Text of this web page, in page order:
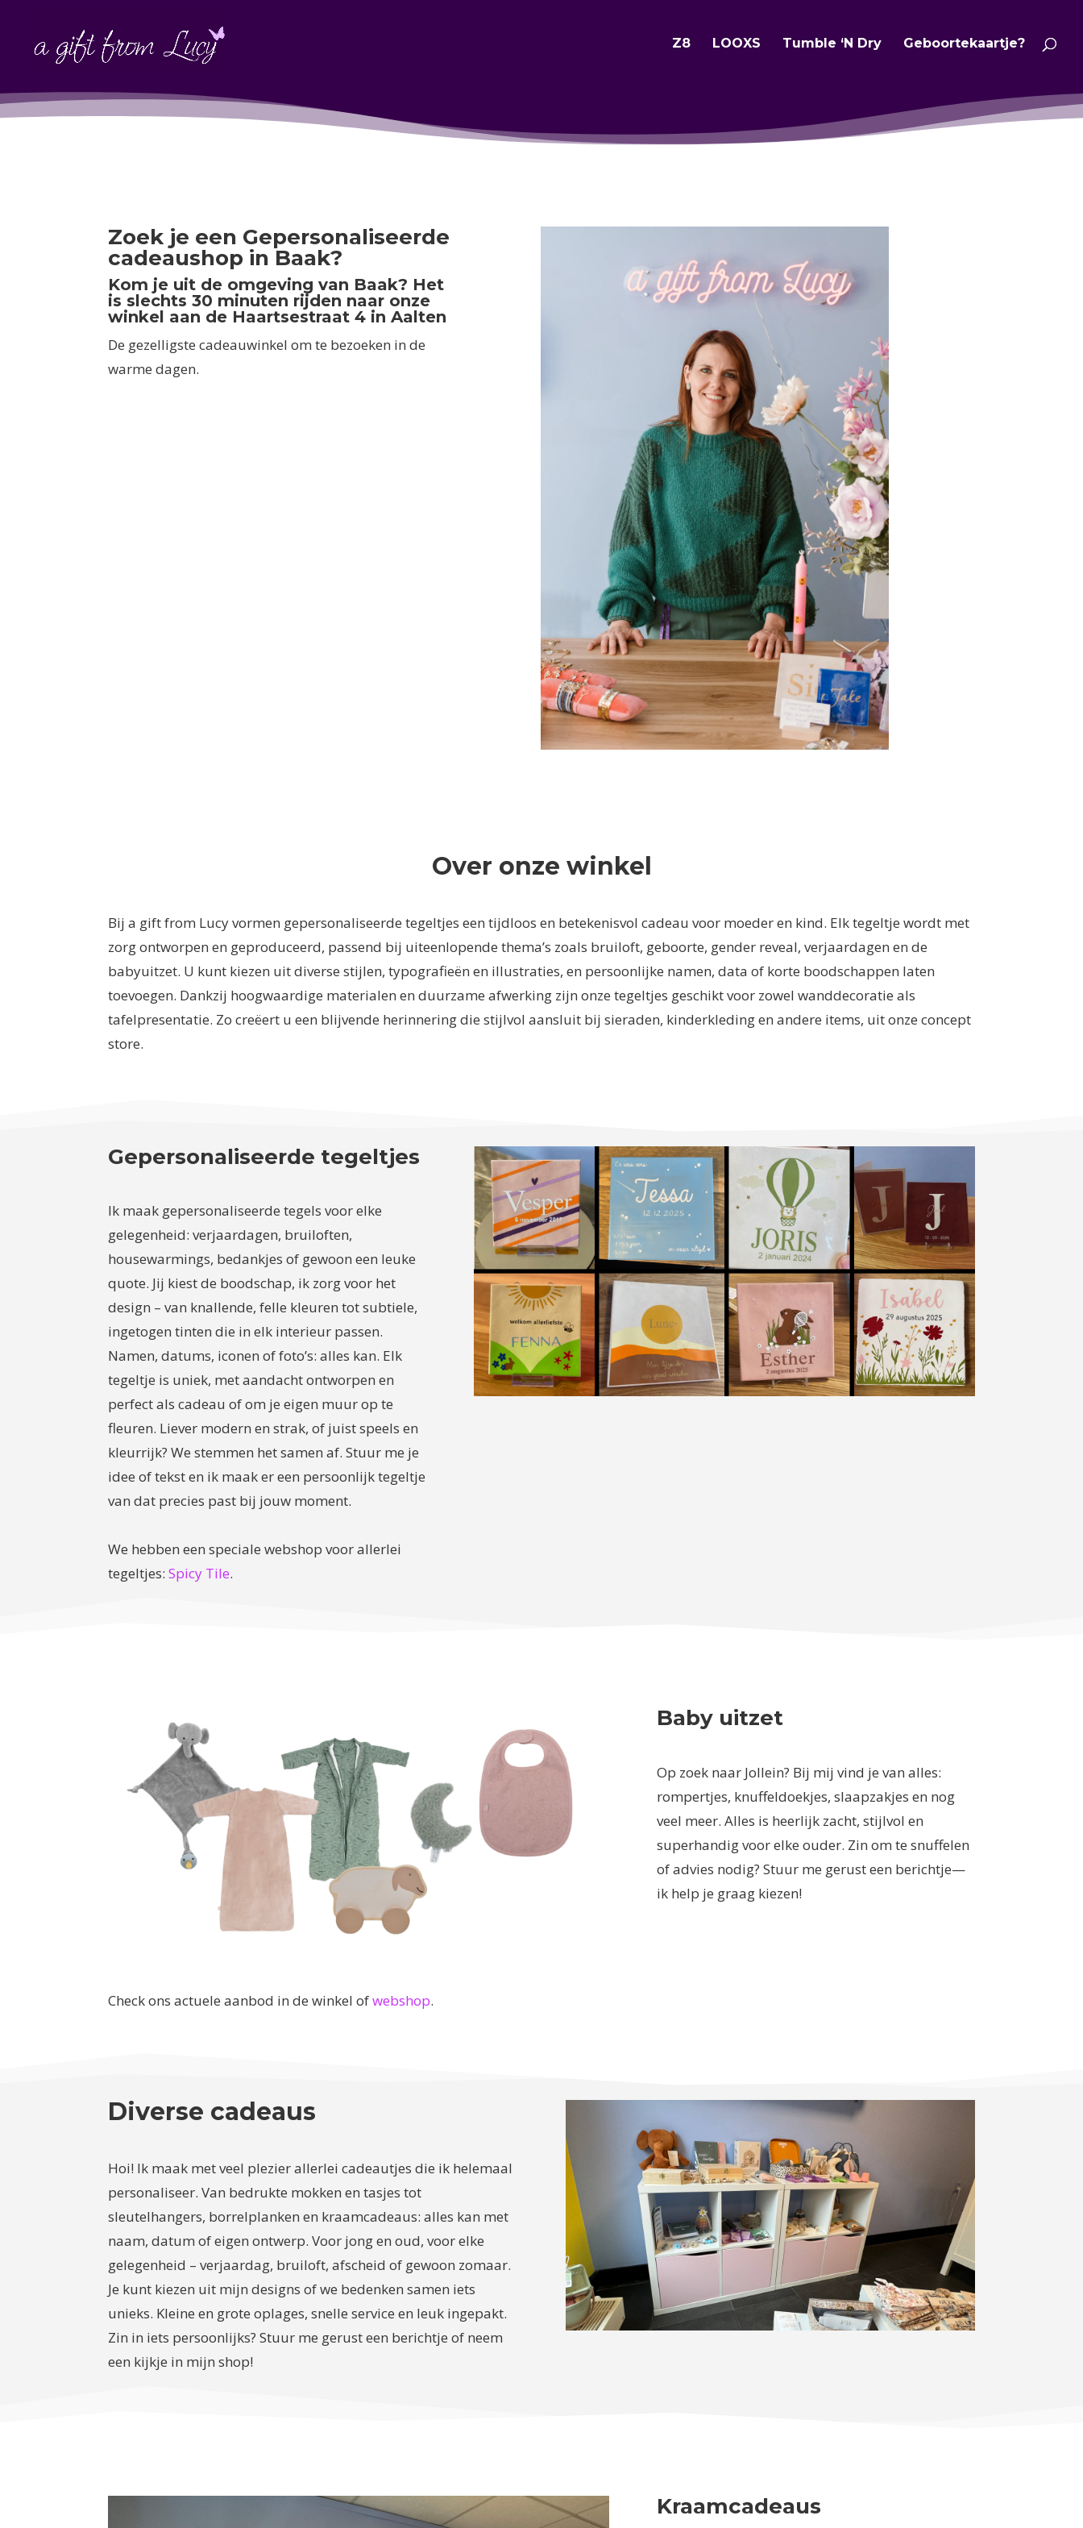
Z8 LOOXS Tumble ‘N Dry Geboortekaartje?
Zoek je een Gepersonaliseerde
cadeaushop in Baak?
Kom je uit de omgeving van Baak? Het
is slechts 30 minuten rijden naar onze
winkel aan de Haartsestraat 4 in Aalten
De gezelligste cadeauwinkel om te bezoeken in de
warme dagen.
Over onze winkel
Bij a gift from Lucy vormen gepersonaliseerde tegeltjes een tijdloos en betekenisvol cadeau voor moeder en kind. Elk tegeltje wordt met
zorg ontworpen en geproduceerd, passend bij uiteenlopende thema’s zoals bruiloft, geboorte, gender reveal, verjaardagen en de
babyuitzet. U kunt kiezen uit diverse stijlen, typografieën en illustraties, en persoonlijke namen, data of korte boodschappen laten
toevoegen. Dankzij hoogwaardige materialen en duurzame afwerking zijn onze tegeltjes geschikt voor zowel wanddecoratie als
tafelpresentatie. Zo creëert u een blijvende herinnering die stijlvol aansluit bij sieraden, kinderkleding en andere items, uit onze concept
store.
Gepersonaliseerde tegeltjes
Ik maak gepersonaliseerde tegels voor elke
gelegenheid: verjaardagen, bruiloften,
housewarmings, bedankjes of gewoon een leuke
quote. Jij kiest de boodschap, ik zorg voor het
design – van knallende, felle kleuren tot subtiele,
ingetogen tinten die in elk interieur passen.
Namen, datums, iconen of foto’s: alles kan. Elk
tegeltje is uniek, met aandacht ontworpen en
perfect als cadeau of om je eigen muur op te
fleuren. Liever modern en strak, of juist speels en
kleurrijk? We stemmen het samen af. Stuur me je
idee of tekst en ik maak er een persoonlijk tegeltje
van dat precies past bij jouw moment.
We hebben een speciale webshop voor allerlei
tegeltjes:Spicy Tile.
Check ons actuele aanbod in de winkel ofwebshop.
Baby uitzet
Op zoek naar Jollein? Bij mij vind je van alles:
rompertjes, knuffeldoekjes, slaapzakjes en nog
veel meer. Alles is heerlijk zacht, stijlvol en
superhandig voor elke ouder. Zin om te snuffelen
of advies nodig? Stuur me gerust een berichtje—
ik help je graag kiezen!
Diverse cadeaus
Hoi! Ik maak met veel plezier allerlei cadeautjes die ik helemaal
personaliseer. Van bedrukte mokken en tasjes tot
sleutelhangers, borrelplanken en kraamcadeaus: alles kan met
naam, datum of eigen ontwerp. Voor jong en oud, voor elke
gelegenheid – verjaardag, bruiloft, afscheid of gewoon zomaar.
Je kunt kiezen uit mijn designs of we bedenken samen iets
unieks. Kleine en grote oplages, snelle service en leuk ingepakt.
Zin in iets persoonlijks? Stuur me gerust een berichtje of neem
een kijkje in mijn shop!
Kraamcadeaus